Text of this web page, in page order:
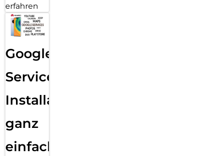
erfahren
Google
Services
Installation
ganz
einfach